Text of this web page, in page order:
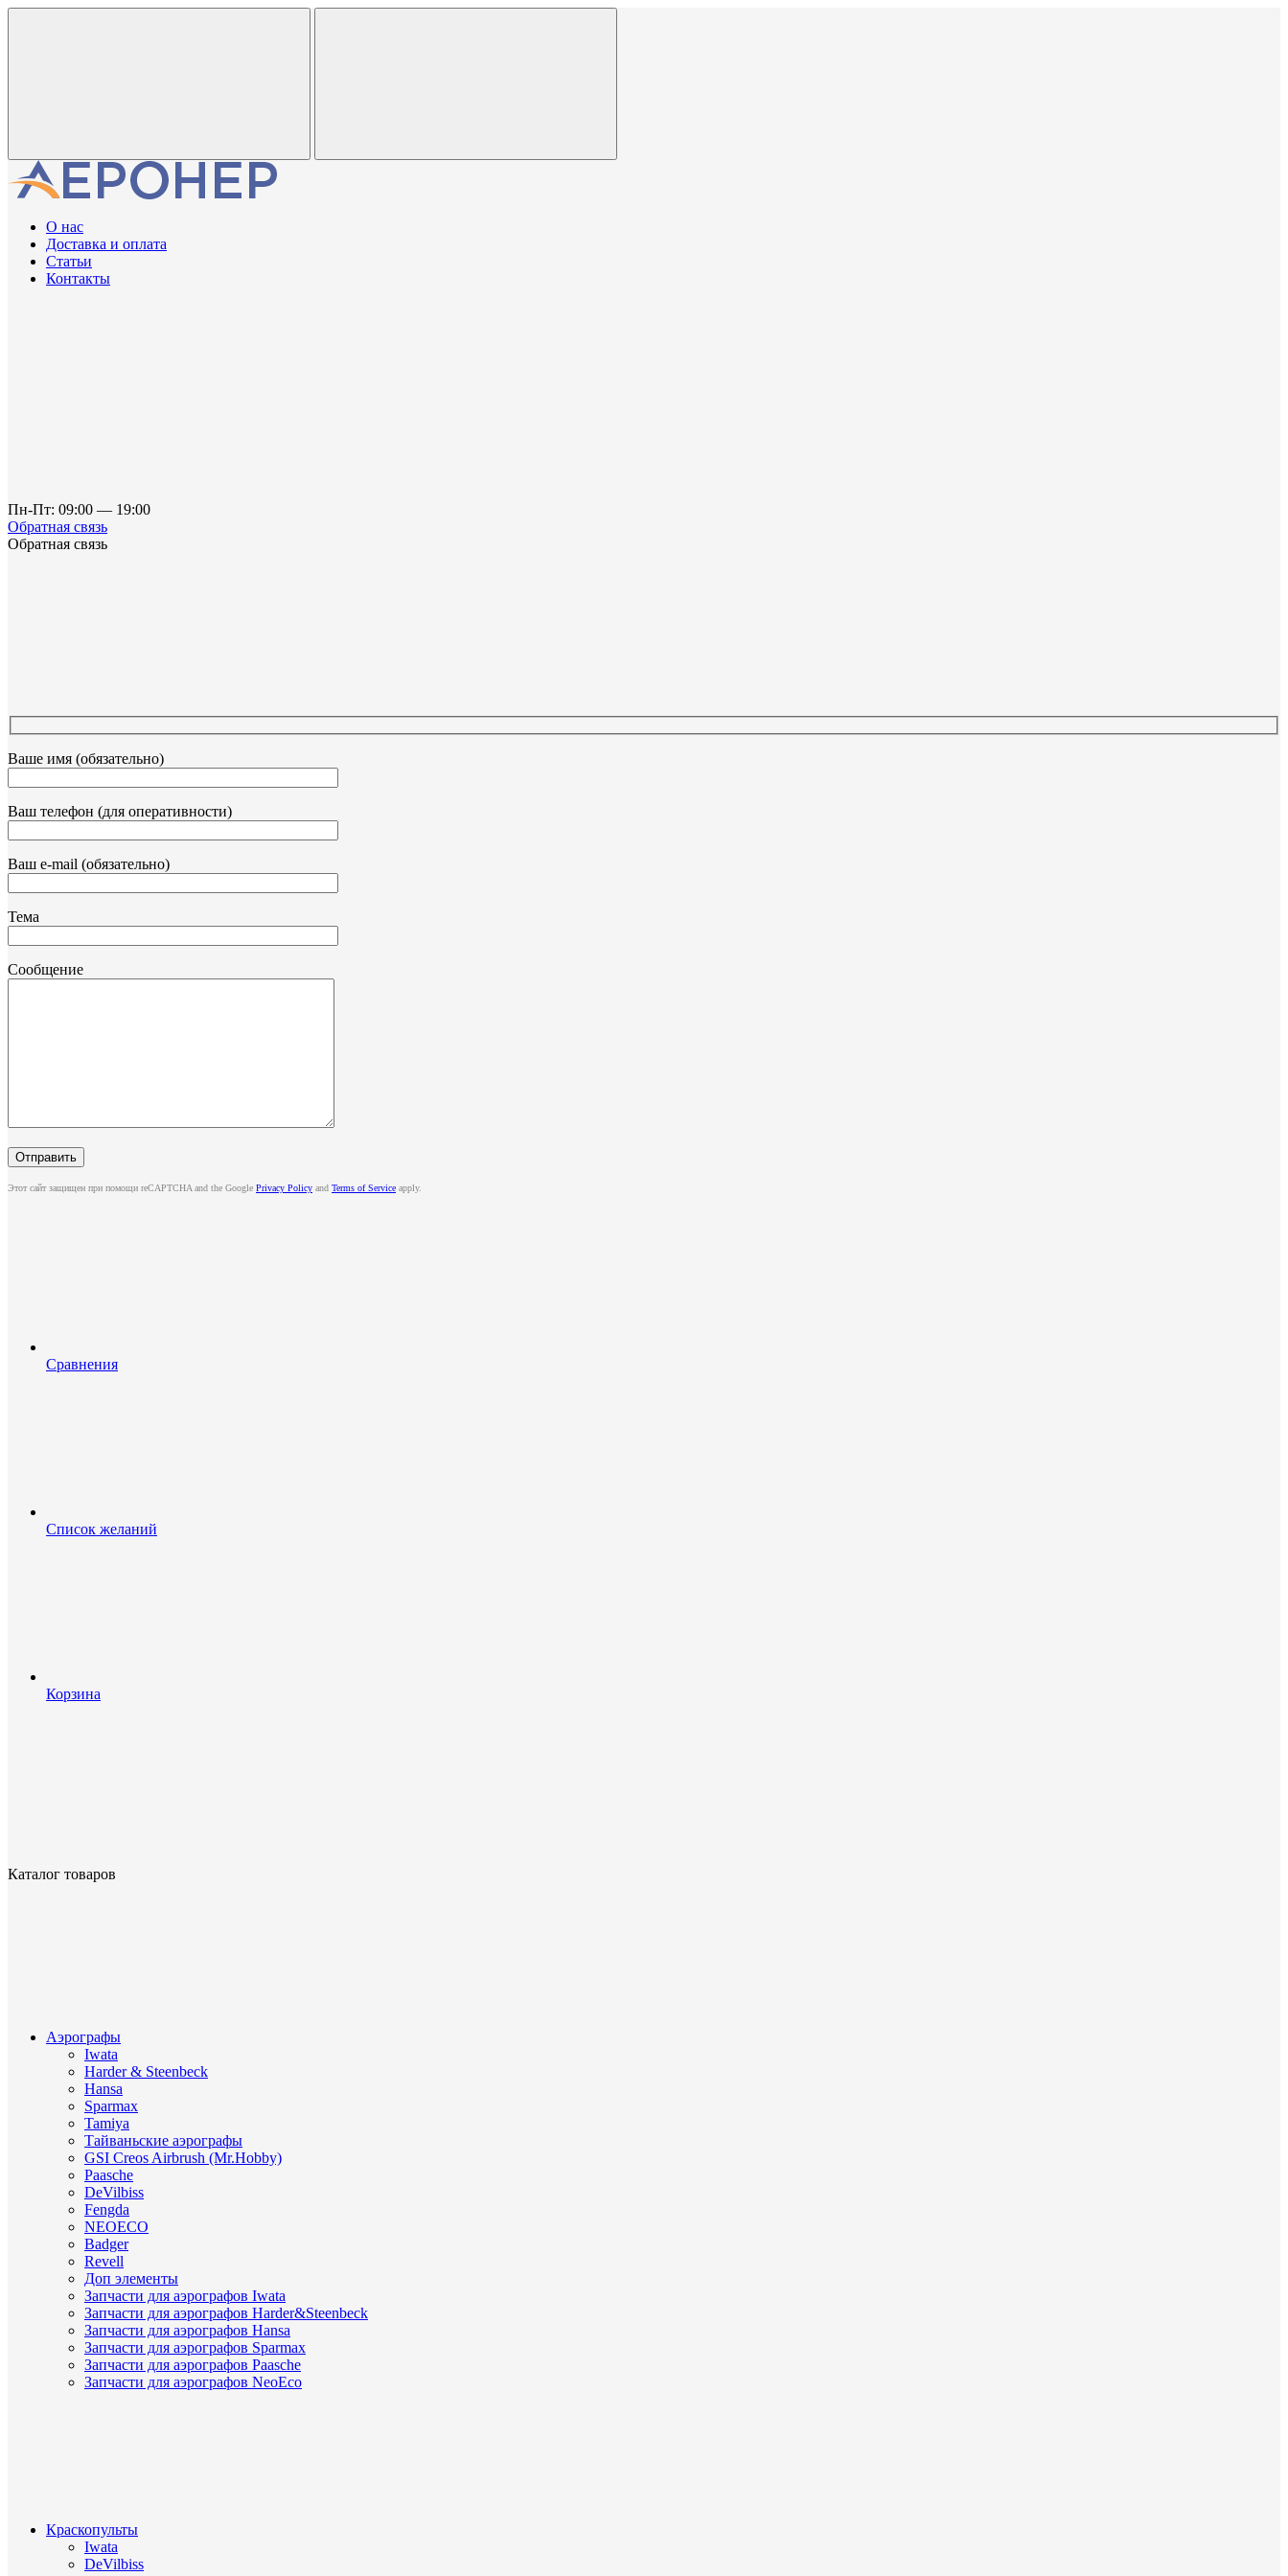
О нас
Доставка и оплата
Статьи
Контакты
Пн-Пт: 09:00 — 19:00
Обратная связь
Обратная связь
Ваше имя (обязательно)
Ваш телефон (для оперативности)
Ваш e-mail (обязательно)
Тема
Сообщение
Этот сайт защищен при помощи reCAPTCHA and the Google Privacy Policy and Terms of Service apply.
Сравнения
Список желаний
Корзина
Каталог товаров
Аэрографы
Iwata
Harder & Steenbeck
Hansa
Sparmax
Tamiya
Тайваньские аэрографы
GSI Creos Airbrush (Mr.Hobby)
Paasche
DeVilbiss
Fengda
NEOECO
Badger
Revell
Доп элементы
Запчасти для аэрографов Iwata
Запчасти для аэрографов Harder&Steenbeck
Запчасти для аэрографов Hansa
Запчасти для аэрографов Sparmax
Запчасти для аэрографов Paasche
Запчасти для аэрографов NeoEco
Краскопульты
Iwata
DeVilbiss